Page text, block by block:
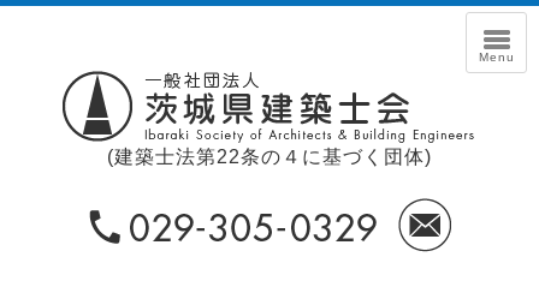
(建築士法第22条の４に基づく団体)